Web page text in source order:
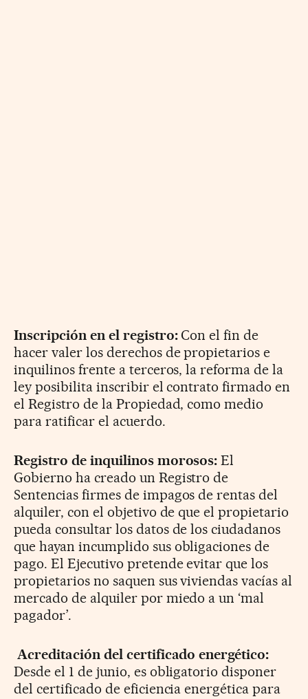
Inscripción en el registro: Con el fin de
hacer valer los derechos de propietarios e
inquilinos frente a terceros, la reforma de la
ley posibilita inscribir el contrato firmado en
el Registro de la Propiedad, como medio
para ratificar el acuerdo.
Registro de inquilinos morosos:El
Gobierno ha creado un Registro de
Sentencias firmes de impagos de rentas del
alquiler, con el objetivo de que el propietario
pueda consultar los datos de los ciudadanos
que hayan incumplido sus obligaciones de
pago. El Ejecutivo pretende evitar que los
propietarios no saquen sus viviendas vacías al
mercado de alquiler por miedo a un ‘mal
pagador’.
Acreditación del certificado energético:
Desde el 1 de junio, es obligatorio disponer
del certificado de eficiencia energética para